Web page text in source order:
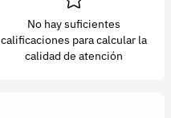
No hay suficientes
calificaciones para calcular la
calidad de atención